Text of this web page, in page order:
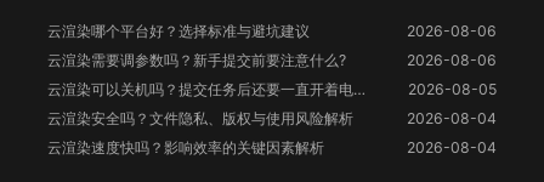
云渲染哪个平台好？选择标准与避坑建议
2026-08-06
云渲染需要调参数吗？新手提交前要注意什么?
2026-08-06
云渲染可以关机吗？提交任务后还要一直开着电脑吗？
2026-08-05
云渲染安全吗？文件隐私、版权与使用风险解析
2026-08-04
云渲染速度快吗？影响效率的关键因素解析
2026-08-04